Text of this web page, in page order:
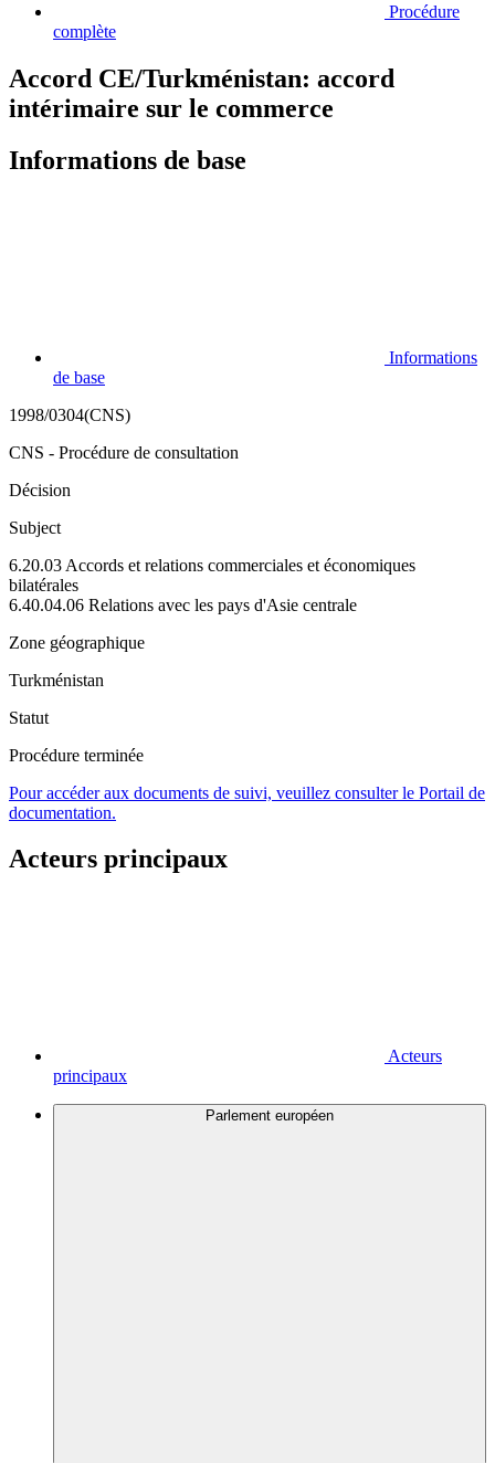
Procédure
complète
Accord CE/Turkménistan: accord
intérimaire sur le commerce
Informations de base
Informations
de base
1998/0304(CNS)
CNS - Procédure de consultation
Décision
Subject
6.20.03 Accords et relations commerciales et économiques
bilatérales
6.40.04.06 Relations avec les pays d'Asie centrale
Zone géographique
Turkménistan
Statut
Procédure terminée
Pour accéder aux documents de suivi, veuillez consulter le Portail de
documentation.
Acteurs principaux
Acteurs
principaux
Parlement européen